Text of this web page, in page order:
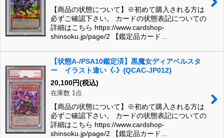
【商品の状態について】※初めて購入される方は
必ずご確認下さい。 カードの状態表記についての
詳細はこちら https://www.cardshop-
shinsoku.jp/page/2 【鑑定品カード…
【状態A-/PSA10鑑定済】黒魔女ディアベルスタ
ー イラスト違い《-》{QCAC-JP012}
20,100円(税込)
在庫数 1点
【商品の状態について】※初めて購入される方は
必ずご確認下さい。 カードの状態表記についての
詳細はこちら https://www.cardshop-
shinsoku.jp/page/2 【鑑定品カード…